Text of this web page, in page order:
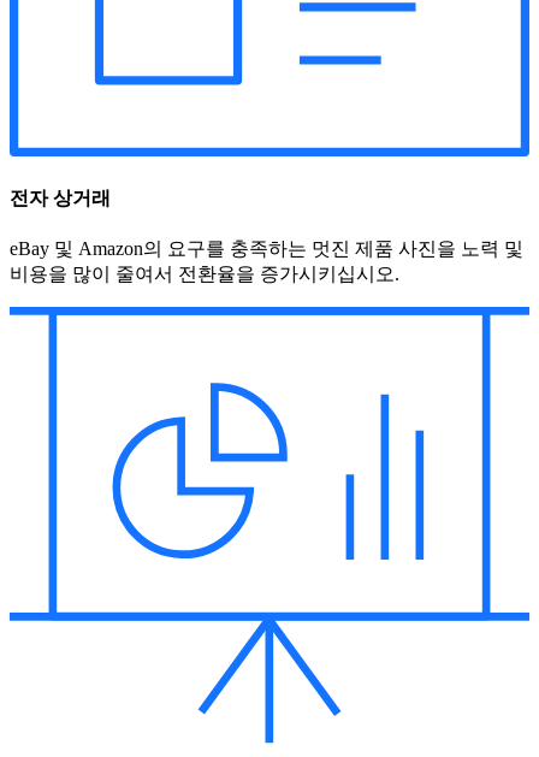
전자 상거래
eBay 및 Amazon의 요구를 충족하는 멋진 제품 사진을 노력 및
비용을 많이 줄여서 전환율을 증가시키십시오.